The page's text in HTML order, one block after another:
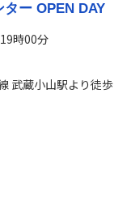
ー OPEN DAY
時00分
蔵小山駅より徒歩